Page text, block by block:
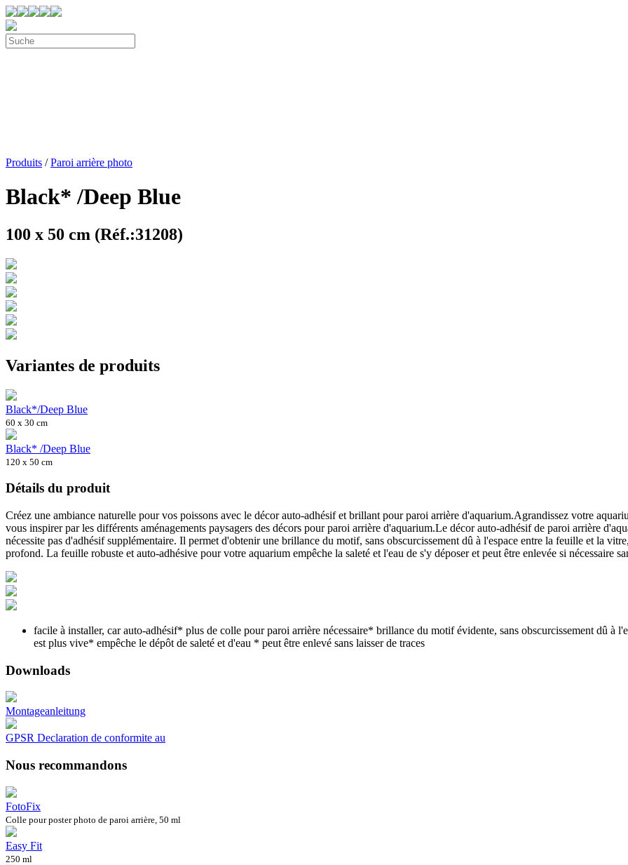
Produits /Paroi arrière photo
Black* /Deep Blue
100 x 50 cm (Réf.:31208)
Variantes de produits
Black*/Deep Blue
60 x 30 cm
Black* /Deep Blue
120 x 50 cm
Détails du produit
Créez une ambiance naturelle pour vos poissons avec le décor auto-adhésif et brillant pour paroi arrière d'aquarium.Agrandissez votre
vous inspirer par les différents aménagements paysagers des décors pour paroi arrière d'aquarium.Le décor auto-adhésif de paroi arrière
nécessite pas d'adhésif supplémentaire. Il permet d'obtenir une brillance du motif, sans obscurcissement dû à l'espace entre la feuille et la
profond. La feuille robuste et auto-adhésive pour votre aquarium empêche la saleté et l'eau de s'y déposer et peut être enlevée si nécessaire
facile à installer, car auto-adhésif* plus de colle pour paroi arrière nécessaire* brillance du motif évidente, sans obscurcissement dû à
est plus vive* empêche le dépôt de saleté et d'eau * peut être enlevé sans laisser de traces
Downloads
Montageanleitung
GPSR Declaration de conformite au
Nous recommandons
FotoFix
Colle pour poster photo de paroi arrière, 50 ml
Easy Fit
250 ml